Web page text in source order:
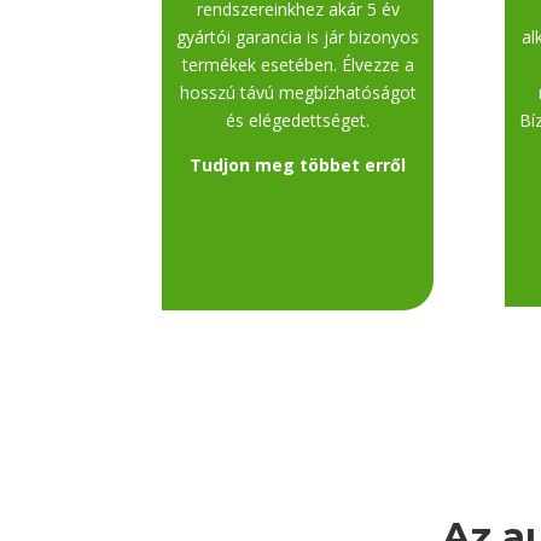
rendszereinkhez akár 5 év
gyártói garancia is jár bizonyos
termékek esetében. Élvezze a
hosszú távú megbízhatóságot
és elégedettséget.
Tudjon meg többet erről